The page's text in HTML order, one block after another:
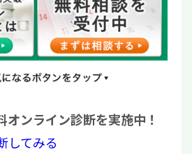
オンライン診断を実施中！
してみる